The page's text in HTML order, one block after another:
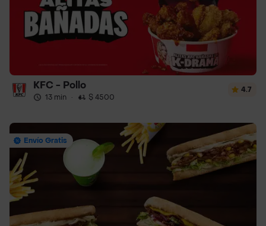
KFC - Pollo
13 min · $ 4500
4.7
Envío Gratis